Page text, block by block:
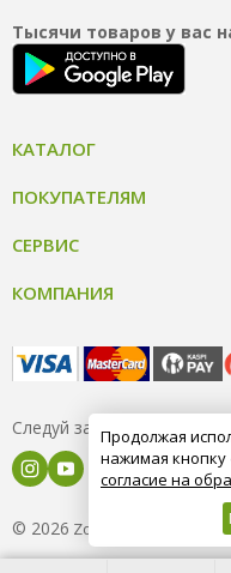
Тысячи товаров у вас
КАТАЛОГ
ПОКУПАТЕЛЯМ
СЕРВИС
КОМПАНИЯ
Следуй за нами
© 2026 ZooOptTorg.KZ 8
Продолжая
нажимая
согласие на